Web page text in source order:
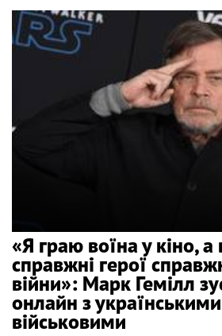
«Я граю воїна у кіно, а
справжні герої
війни»: Марк Гемілл
онлайн з українськими
військовими